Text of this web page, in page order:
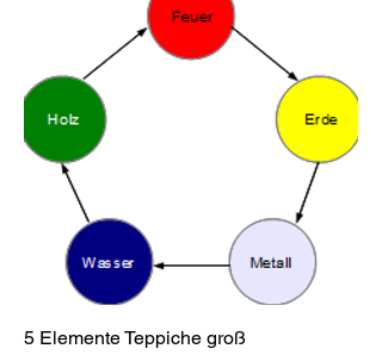
5 Elemente Teppiche groß